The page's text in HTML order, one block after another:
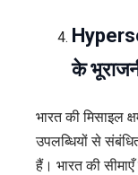
के
भारत की मिसाइल
उपलब्धियों से
हैं। भारत की